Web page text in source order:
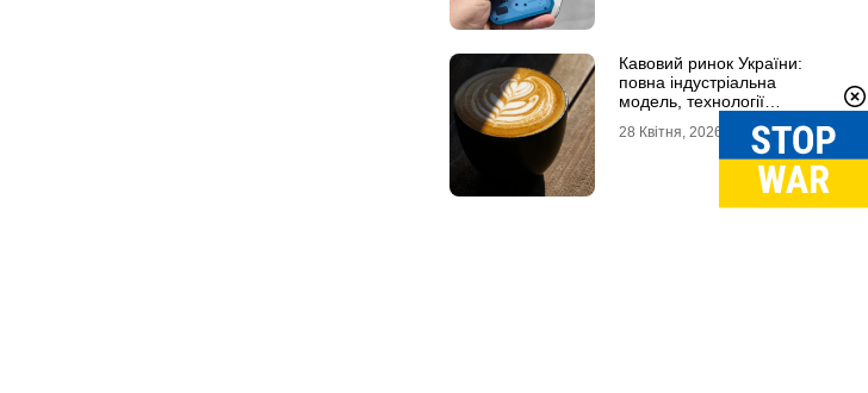
Кавовий ринок України:
повна індустріальна
модель, технології
споживчі тренди
28 Квітня, 2026